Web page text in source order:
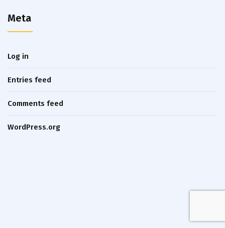
Meta
Log in
Entries feed
Comments feed
WordPress.org